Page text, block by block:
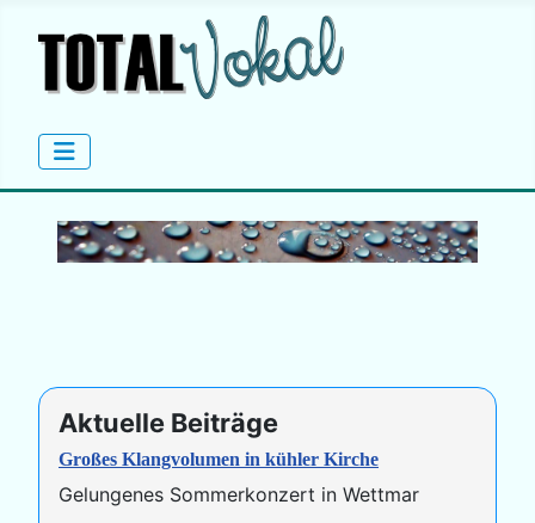
Aktuelle Beiträge
Großes Klangvolumen in kühler Kirche
Gelungenes Sommerkonzert in Wettmar